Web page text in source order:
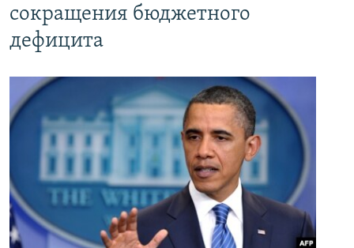
QANUNI DOĞRU
ARAŞDIRMA
MULTIMEDIA
FOTOQALEREYA
İNFOQRAFIKA
KARIKATURA
RADIO ARXIV
AZƏRBAYCAN ƏDƏBIYYATI KITABXANASI
İSLAM VƏ DEMOKRATIYA
İZ - MƏDƏNIYYƏT PROQRAMI
HAQQIMIZDA
MISSIYAMIZ
PEŞƏ ETIKASI VƏ JURNALISTIKA STANDARTLARIMIZ
MATERIALLARIMIZDAN ISTIFADƏ
BIZI IZLƏ
сокращения бюджетного
дефицита